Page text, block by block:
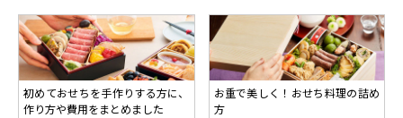
初めておせちを手作りする方に、
作り方や費用をまとめました
お重で美しく！おせち料理の詰め
方